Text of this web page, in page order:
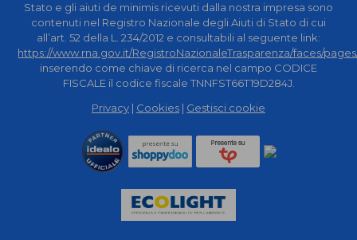
Stato e gli aiuti de minimis ricevuti dalla nostra impresa sono
contenuti nel Registro Nazionale degli Aiuti di Stato di cui
all’art. 52 della L. 234/2012 e consultabili al seguente link:
https://www.rna.gov.it/RegistroNazionaleTrasparenza/faces/
inserendo come chiave di ricerca nel campo CODICE
FISCALE il codice fiscale TNNFST66T19D284J.
Privacy | Cookies | Gestisci cookie